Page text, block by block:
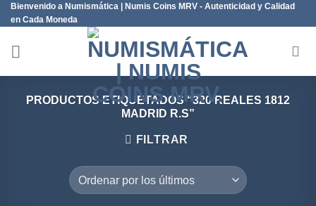
Saltar
al
contenido
Bienvenido a Numismática | Numis Coins MRV - Autenticidad y Calidad
en Cada Moneda
PRODUCTOS ETIQUETADOS “320 REALES 1812
MADRID R.S”
FILTRAR